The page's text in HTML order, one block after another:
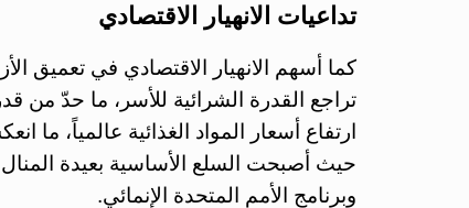
تداعيات الانهيار الاقتصادي
كما أسهم الانهيار الاقتصادي في تعميق
تراجع القدرة الشرائية للأسر، ما حدّ من
ارتفاع أسعار المواد الغذائية عالمياً،
حيث أصبحت السلع الأساسية بعيدة
وبرنامج الأمم المتحدة الإنمائي.